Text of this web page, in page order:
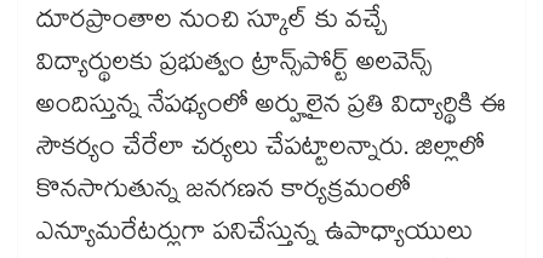
దూరప్రాంతాల నుంచి స్కూల్ కు వచ్చే
విద్యార్థులకు ప్రభుత్వం ట్రాన్స్‌‌‌‌‌‌‌‌పోర్ట్ అలవెన్స్
అందిస్తున్న నేపథ్యంలో అర్హులైన ప్రతి విద్యార్థికి ఈ
సౌకర్యం చేరేలా చర్యలు చేపట్టాలన్నారు. జిల్లాలో
కొనసాగుతున్న జనగణన కార్యక్రమంలో
ఎన్యూమరేటర్లుగా పనిచేస్తున్న ఉపాధ్యాయులు